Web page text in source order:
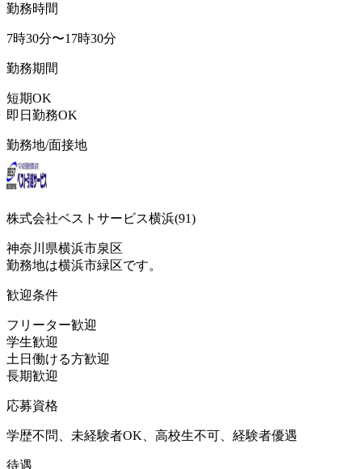
勤務時間
7時30分〜17時30分
勤務期間
短期OK
即日勤務OK
勤務地/面接地
株式会社ベストサービス横浜(91)
神奈川県横浜市泉区
勤務地は横浜市緑区です。
歓迎条件
フリーター歓迎
学生歓迎
土日働ける方歓迎
長期歓迎
応募資格
学歴不問、未経験者OK、高校生不可、経験者優遇
待遇